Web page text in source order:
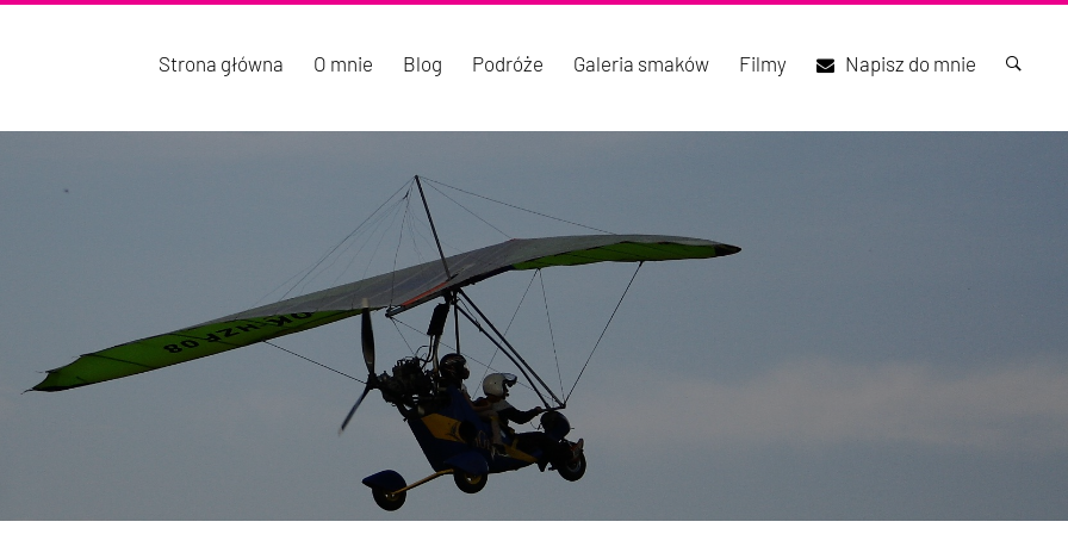
Strona główna O mnie Blog Podróże Galeria smaków Filmy Napisz do mnie